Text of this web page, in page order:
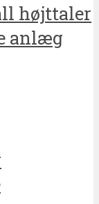
højttaler
anlæg